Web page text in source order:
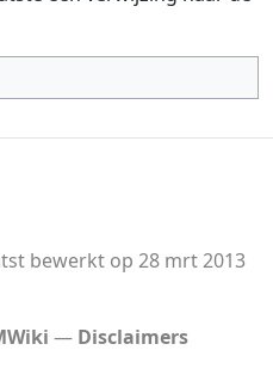
bewerkt op 28 mrt 2013
Disclaimers